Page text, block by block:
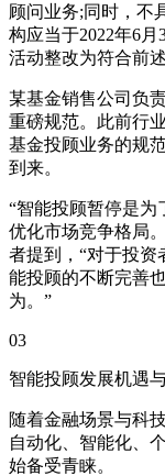
顾问业务;同时，不
构应当于2022年6
活动整改为符合前
某基金销售公司负
重磅规范。此前行
基金投顾业务的规
到来。
“智能投顾暂停是为
优化市场竞争格局
者提到，“对于投资
能投顾的不断完善
为。”
03
智能投顾发展机遇
随着金融场景与科
自动化、智能化、
始备受青睐。